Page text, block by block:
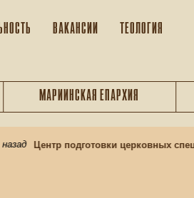
ВАКАНСИИ ТЕОЛОГИЯ
МАРИИНСКАЯ ЕПАРХИЯ
Центр подготовки церковных